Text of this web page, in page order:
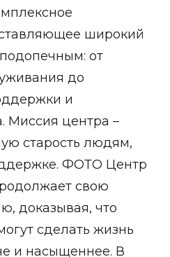
широкий
от
до
и
Миссия центра –
старость людям,
ФОТО Центр
свою
доказывая, что
сделать жизнь
и насыщеннее. В